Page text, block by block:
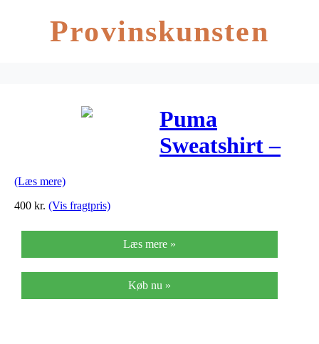
Provinskunsten
Puma
Sweatshirt –
(Læs mere)
400 kr. (Vis fragtpris)
Læs mere »
Køb nu »